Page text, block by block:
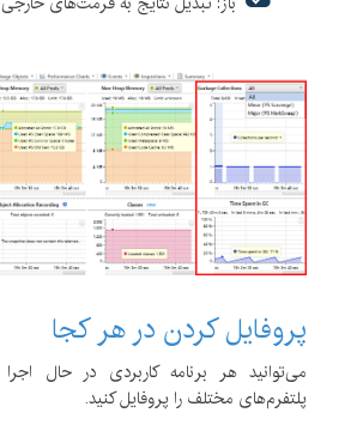
پروفایل کردن در هر کجا
پلتفرم‌های مختلف را پروفایل کنید.